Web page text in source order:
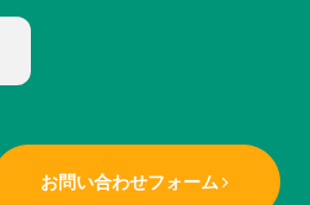
お問い合わせフォーム